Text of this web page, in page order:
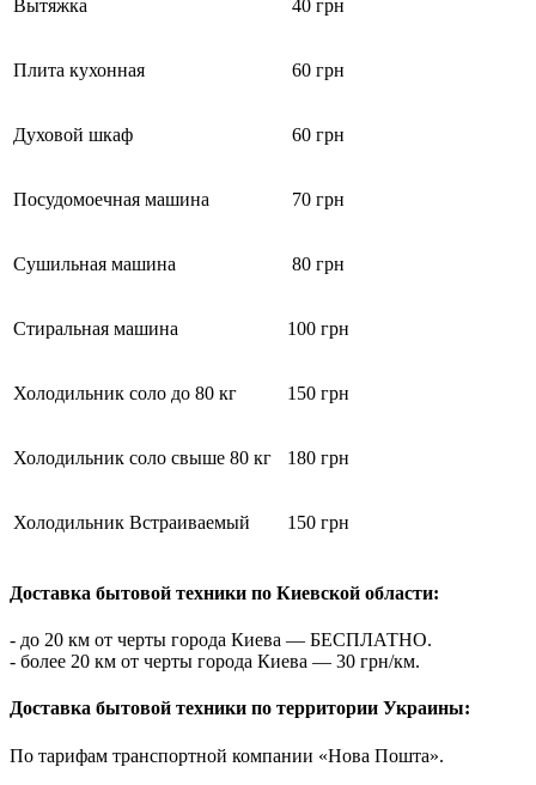
Вытяжка 40 грн
Плита кухонная 60 грн
Духовой шкаф 60 грн
Посудомоечная машина 70 грн
Сушильная машина 80 грн
Стиральная машина 100 грн
Холодильник соло до 80 кг 150 грн
Холодильник соло свыше 80 кг 180 грн
Холодильник Встраиваемый 150 грн
Доставка бытовой техники по Киевской области:
- до 20 км от черты города Киева — БЕСПЛАТНО.
- более 20 км от черты города Киева — 30 грн/км.
Доставка бытовой техники по территории Украины:
По тарифам транспортной компании «Нова Пошта».